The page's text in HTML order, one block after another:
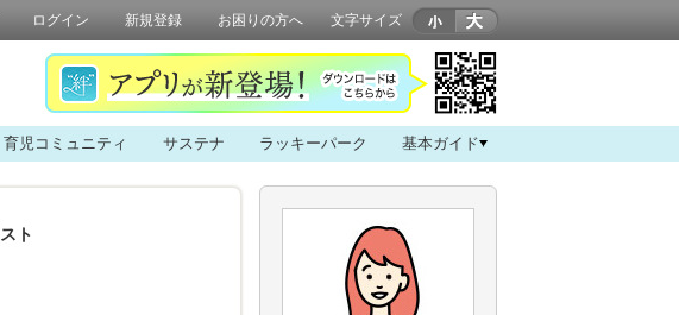
ログイン 新規登録 お困りの方へ 文字サイズ
育児コミュニティ サステナ ラッキーパーク 基本ガイド
ト